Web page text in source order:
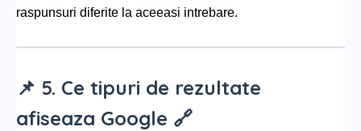
raspunsuri diferite la aceeasi intrebare.
📌 5. Ce tipuri de rezultate
afiseaza Google 🔗